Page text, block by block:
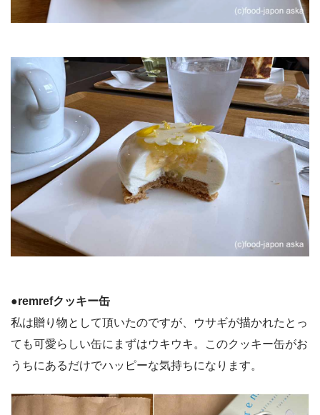
●remrefクッキー缶
私は贈り物として頂いたのですが、ウサギが描かれたとっ
ても可愛らしい缶にまずはウキウキ。このクッキー缶がお
うちにあるだけでハッピーな気持ちになります。